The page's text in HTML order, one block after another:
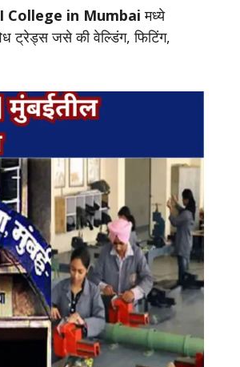
College in Mumbaiमध्ये
ट्रेड्स जसे की वेल्डिंग, फिटिंग,